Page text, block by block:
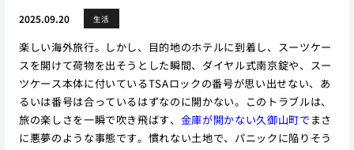
2025.09.20 生活
楽しい海外旅行。しかし、目的地のホテルに到着し、スーツケー
スを開けて荷物を出そうとした瞬間、ダイヤル式南京錠や、スー
ツケース本体に付いているTSAロックの番号が思い出せない、あ
るいは番号は合っているはずなのに開かない。このトラブルは、
旅の楽しさを一瞬で吹き飛ばす、 金庫が開かない久御山町で まさ
に悪夢のような事態です。慣れない土地で、パニックに陥りそう